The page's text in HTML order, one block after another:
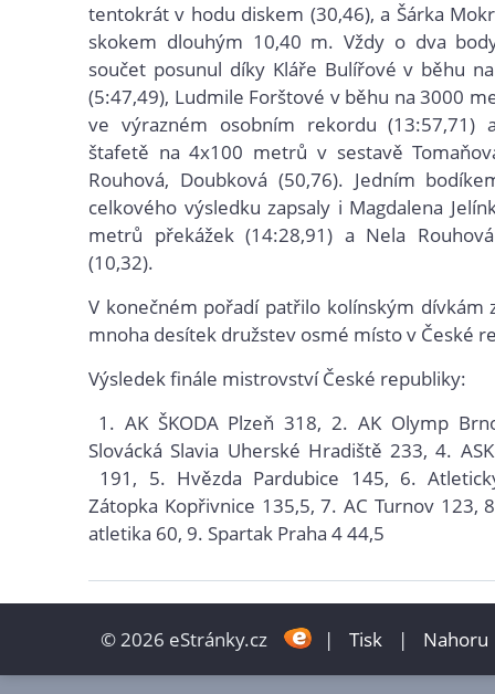
tentokrát v hodu diskem (30,46), a Šárka
skokem dlouhým 10,40 m. Vždy o dva
součet posunul díky Kláře Bulířové v běhu
(5:47,49), Ludmile Forštové v běhu na 3000
ve výrazném osobním rekordu (13:57,71)
štafetě na 4x100 metrů v sestavě
Rouhová, Doubková (50,76). Jedním
celkového výsledku zapsaly i Magdalena
metrů překážek (14:28,91) a Nela
(10,32).
V konečném pořadí patřilo kolínským dívkám
mnoha desítek družstev osmé místo v České
Výsledek finále mistrovství České republiky:
1. AK ŠKODA Plzeň 318, 2. AK Olymp
Slovácká Slavia Uherské Hradiště 233, 4.
191, 5. Hvězda Pardubice 145, 6.
Zátopka Kopřivnice 135,5, 7. AC Turnov 123,
atletika 60, 9. Spartak Praha 444,5
© 2026 eStránky.cz | Tisk | Nahoru